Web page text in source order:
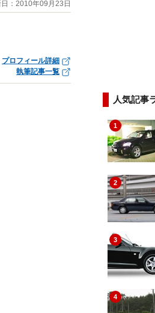
：2010年09月23日
プロフィール詳細
執筆記事一覧
人気記事
1
2
3
4